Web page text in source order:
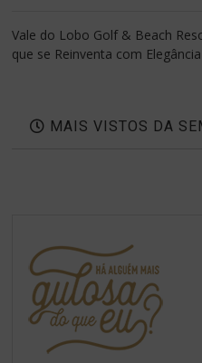
Vale do Lobo Golf & Beach
que se Reinventa com Elegância
MAIS VISTOS DA